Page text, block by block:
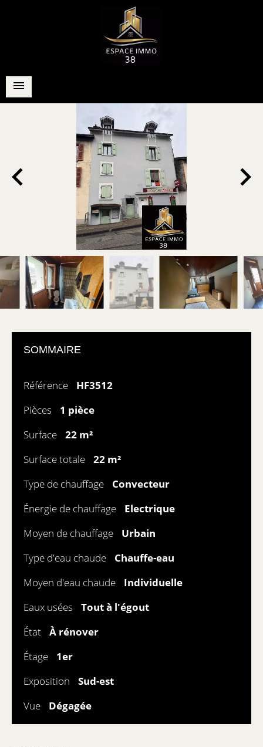
SOMMAIRE
Référence
HF3512
Pièces
1 pièce
Surface
22 m²
Surface totale
22 m²
Type de chauffage
Convecteur
Énergie de chauffage
Electrique
Moyen de chauffage
Urbain
Type d'eau chaude
Chauffe-eau
Moyen d'eau chaude
Individuelle
Eaux usées
Tout à l'égout
État
À rénover
Étage
1er
Exposition
Sud-est
Vue
Dégagée